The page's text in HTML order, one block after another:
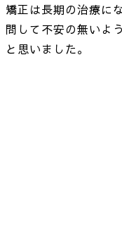
矯正は長期の治療に
問して不安の無いよ
と思いました。